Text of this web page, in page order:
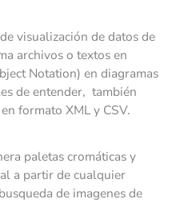
visualización de datos de
archivos o textos en
Notation) en diagramas
de entender, también
formato XML y CSV.
paletas cromáticas y
a partir de cualquier
de imagenes de